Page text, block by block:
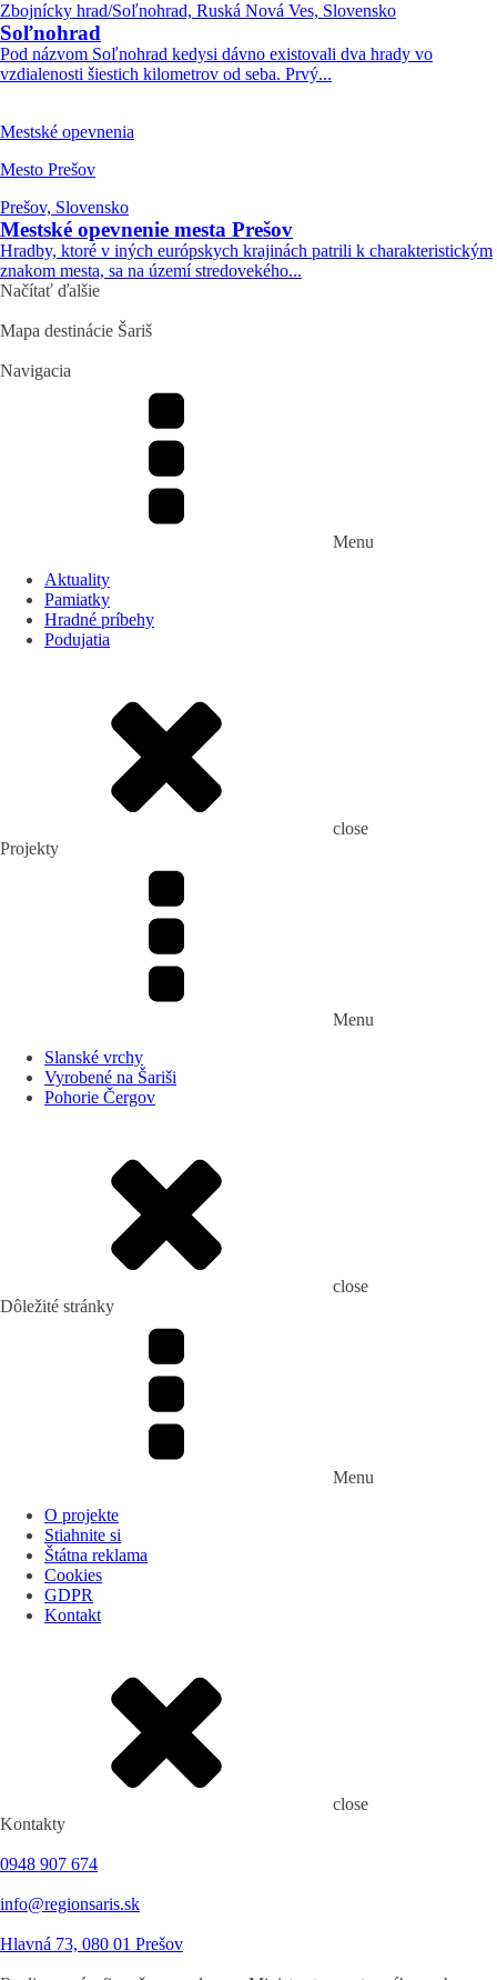
Zbojnícky hrad/Soľnohrad, Ruská Nová Ves, Slovensko
Soľnohrad
Pod názvom Soľnohrad kedysi dávno existovali dva hrady vo
vzdialenosti šiestich kilometrov od seba. Prvý...
Mestské opevnenia
Mesto Prešov
Prešov, Slovensko
Mestské opevnenie mesta Prešov
Hradby, ktoré v iných európskych krajinách patrili k charakteristickým
znakom mesta, sa na území stredovekého...
Načítať ďalšie
Mapa destinácie Šariš
Navigacia
Menu
Aktuality
Pamiatky
Hradné príbehy
Podujatia
close
Projekty
Menu
Slanské vrchy
Vyrobené na Šariši
Pohorie Čergov
close
Dôležité stránky
Menu
O projekte
Stiahnite si
Štátna reklama
Cookies
GDPR
Kontakt
close
Kontakty
0948 907 674
info@regionsaris.sk
Hlavná 73, 080 01 Prešov